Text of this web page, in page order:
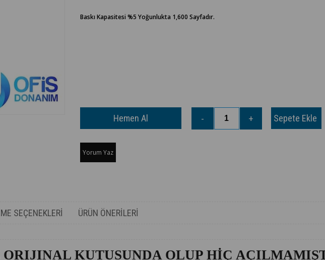
Baskı Kapasitesi %5 Yoğunlukta 1,600 Sayfadır.
Yorum Yaz
SEÇENEKLERI ÜRÜN ÖNERILERI
KUTUSUNDA OLUP HİÇ